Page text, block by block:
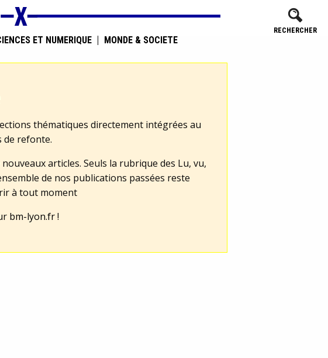
RECHERCHER
ET NUMÉRIQUE MONDE & SOCIÉTÉ
thématiques directement intégrées au
de refonte.
articles. Seuls la rubrique des Lu, vu,
de nos publications passées reste
à tout moment
bm-lyon.fr!